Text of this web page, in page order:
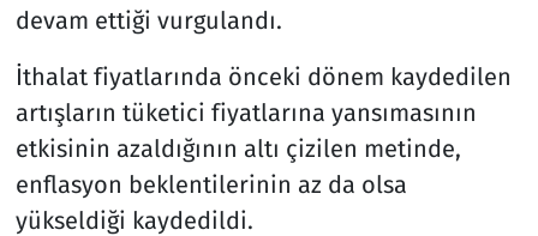
devam ettiği vurgulandı.
İthalat fiyatlarında önceki dönem kaydedilen
artışların tüketici fiyatlarına yansımasının
etkisinin azaldığının altı çizilen metinde,
enflasyon beklentilerinin az da olsa
yükseldiği kaydedildi.